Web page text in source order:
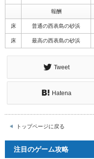
報酬
床 普通の西表島の砂浜
床 最高の西表島の砂浜
Tweet
Hatena
トップページに戻る
注目のゲーム攻略